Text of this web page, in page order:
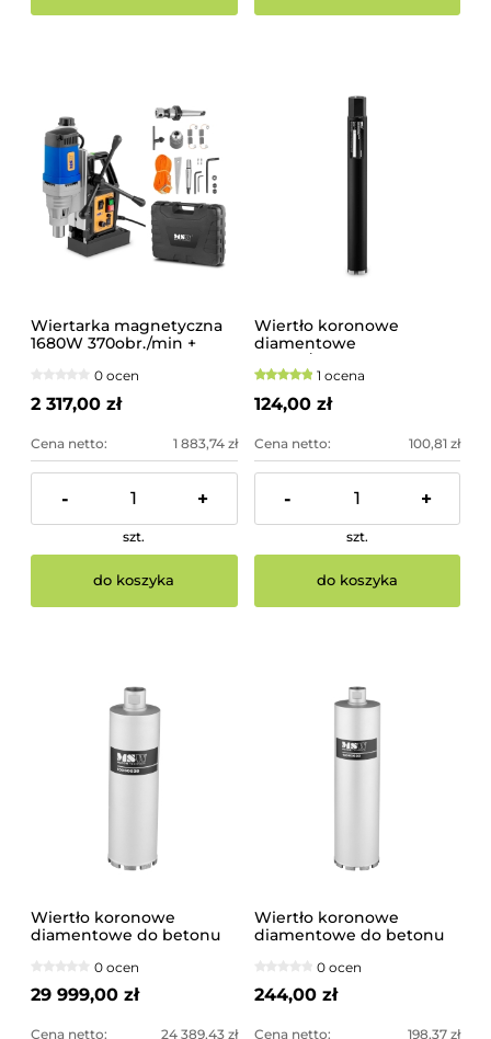
Wiertarka magnetyczna
1680W 370obr./min +
0 ocen
2 317,00 zł
Cena netto: 1 883,74 zł
- +
szt.
do koszyka
Wiertło koronowe
diamentowe
1 ocena
124,00 zł
Cena netto: 100,81 zł
- +
szt.
do koszyka
Wiertło koronowe
diamentowe do betonu
0 ocen
29 999,00 zł
Cena netto: 24 389,43 zł
Wiertło koronowe
diamentowe do betonu
0 ocen
244,00 zł
Cena netto: 198,37 zł